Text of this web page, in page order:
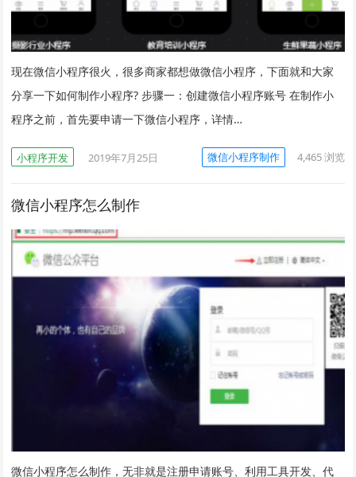
现在微信小程序很火，很多商家都想做微信小程序，下面就和大家
分享一下如何制作小程序? 步骤一：创建微信小程序账号 在制作小
程序之前，首先要申请一下微信小程序，详情…
小程序开发 2019年7月25日 微信小程序制作 4,465浏览
微信小程序怎么制作
微信小程序怎么制作，无非就是注册申请账号、利用工具开发、代